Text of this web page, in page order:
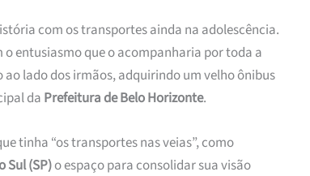
com os transportes ainda na adolescência.
entusiasmo que o acompanharia por toda a
lado dos irmãos, adquirindo um velho ônibus
da Prefeitura de Belo Horizonte.
tinha “os transportes nas veias”, como
Sul (SP)o espaço para consolidar sua visão